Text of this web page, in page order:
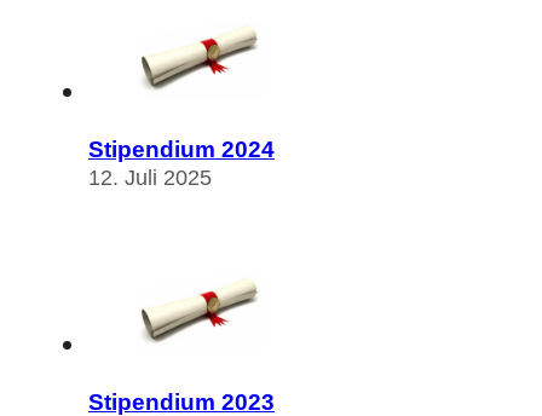
Stipendium 2024
12. Juli 2025
Stipendium 2023